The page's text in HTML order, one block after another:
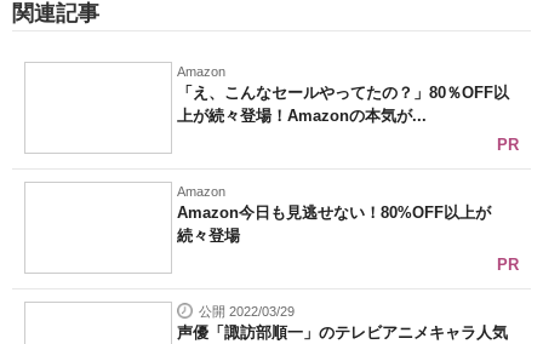
関連記事
Amazon
「え、こんなセールやってたの？」80％OFF以
上が続々登場！Amazonの本気が...
PR
Amazon
Amazon今日も見逃せない！80%OFF以上が
続々登場
PR
公開 2022/03/29
声優「諏訪部順一」のテレビアニメキャラ人気